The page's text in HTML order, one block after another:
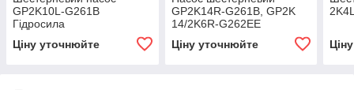
GP2K10L-G261B
Гідросила
Ціну уточнюйте
GP2K14R-G261B, GP2K
14/2K6R-G262EE
Ціну уточнюйте